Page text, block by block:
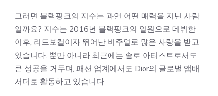
그러면 블랙핑크의 지수는 과연 어떤 매력을 지닌 사람
일까요? 지수는 2016년 블랙핑크의 일원으로 데뷔한
이후, 리드보컬이자 뛰어난 비주얼로 많은 사랑을 받고
있습니다. 뿐만 아니라 최근에는 솔로 아티스트로서도
큰 성공을 거두며, 패션 업계에서도 Dior의 글로벌 앰배
서더로 활동하고 있습니다.